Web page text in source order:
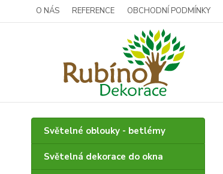
O NÁS REFERENCE OBCHODNÍ PODMÍNKY
Světelné oblouky - betlémy
Světelná dekorace do okna